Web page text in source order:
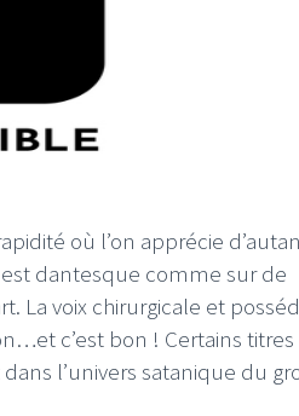
où l’on apprécie
dantesque comme sur de
La voix chirurgicale et
c’est bon ! Certains titres
l’univers satanique du